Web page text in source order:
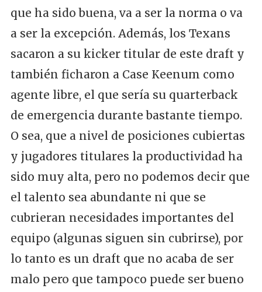
que ha sido buena, va a ser la norma o va
a ser la excepción. Además, los Texans
sacaron a su kicker titular de este draft y
también ficharon a Case Keenum como
agente libre, el que sería su quarterback
de emergencia durante bastante tiempo.
O sea, que a nivel de posiciones cubiertas
y jugadores titulares la productividad ha
sido muy alta, pero no podemos decir que
el talento sea abundante ni que se
cubrieran necesidades importantes del
equipo (algunas siguen sin cubrirse), por
lo tanto es un draft que no acaba de ser
malo pero que tampoco puede ser bueno